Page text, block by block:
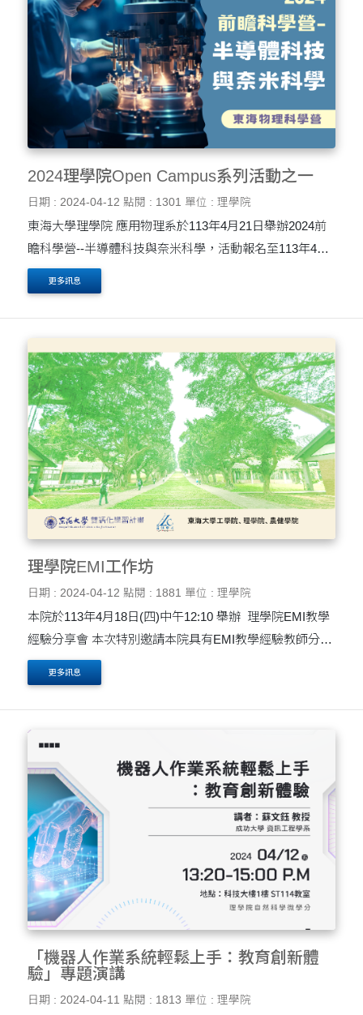
2024理學院Open Campus系列活動之一
日期 : 2024-04-12 點閱 : 1301 單位 : 理學院
東海大學理學院 應用物理系於113年4月21日舉辦2024前
瞻科學營--半導體科技與奈米科學，活動報名至113年4月
18日止，名額有限，額滿截止，請盡速報名！ 活動名稱：
2024前瞻科學營 活動日期：2024.04.21(日) 10:00 ~ 16:00
....
更多訊息
理學院EMI工作坊
日期 : 2024-04-12 點閱 : 1881 單位 : 理學院
本院於113年4月18日(四)中午12:10 舉辦 理學院EMI教學
經驗分享會 本次特別邀請本院具有EMI教學經驗教師分享
EMI教學甘苦談， 應物系-詹傳宗老師，分享主題：EMI教
學挑戰 化學系-許員豪老師，分享主題：學....
更多訊息
「機器人作業系統輕鬆上手：教育創新體
驗」專題演講
日期 : 2024-04-11 點閱 : 1813 單位 : 理學院